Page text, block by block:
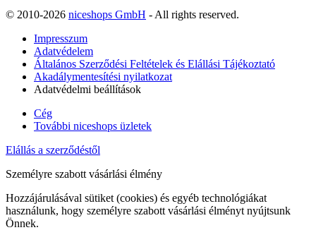
© 2010-2026 niceshops GmbH - All rights reserved.
Impresszum
Adatvédelem
Általános Szerződési Feltételek és Elállási Tájékoztató
Akadálymentesítési nyilatkozat
Adatvédelmi beállítások
Cég
További niceshops üzletek
Elállás a szerződéstől
Személyre szabott vásárlási élmény
Hozzájárulásával sütiket (cookies) és egyéb technológiákat
használunk, hogy személyre szabott vásárlási élményt nyújtsunk
Önnek.